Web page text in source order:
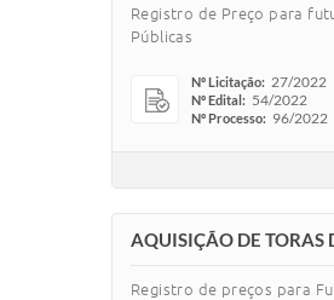
Registro de Preço para
Públicas
Nº Licitação: 27/2022
Nº Edital: 54/2022
Nº Processo: 96/2022
AQUISIÇÃO DE TORAS
Registro de preços para